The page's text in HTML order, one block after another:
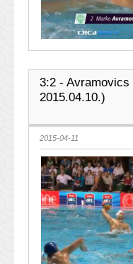
3:2 - Avramovics
2015.04.10.)
2015-04-11